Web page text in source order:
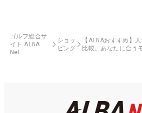
ゴルフ総合サ
イト ALBA
Net
ショッ
ピング
【ALBAおすすめ】
比較。あなたに合う